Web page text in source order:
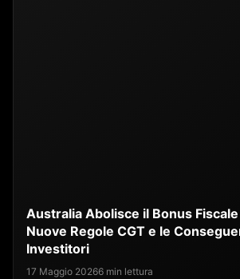
Australia Abolisce il Bonus
Nuove Regole CGT e le
Investitori
17 Maggio 20266 min lettura